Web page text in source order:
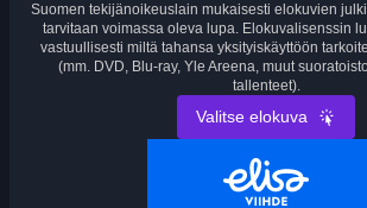
Suomen tekijänoikeuslain mukaisesti elokuvien
tarvitaan voimassa oleva lupa. Elokuvalisenssin
vastuullisesti miltä tahansa yksityiskäyttöön
(mm. DVD, Blu-ray, Yle Areena, muut
tallenteet).
Valitse elokuva